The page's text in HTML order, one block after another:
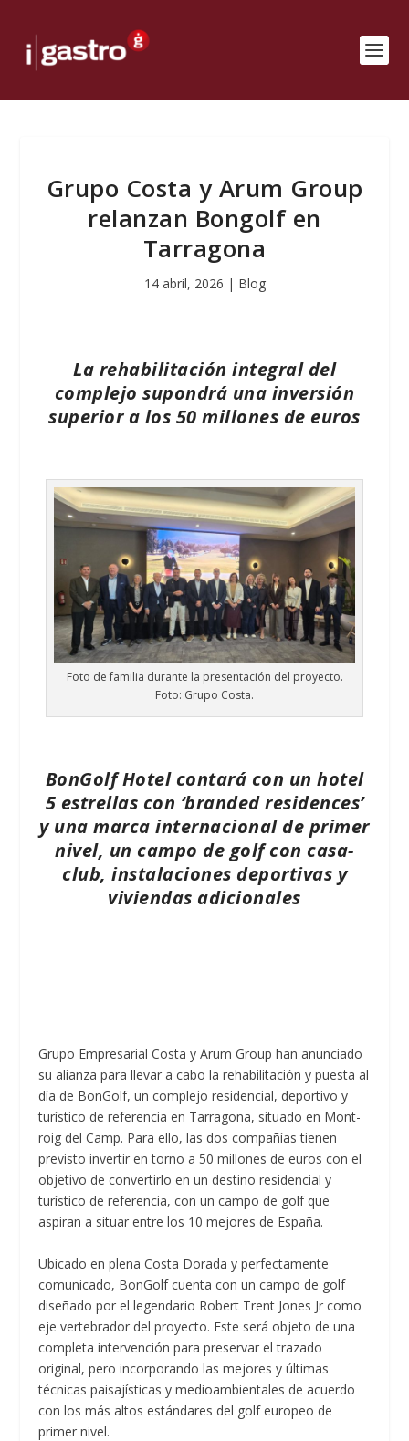
Grupo Costa y Arum Group
relanzan Bongolf en
Tarragona
14 abril, 2026 | Blog
La rehabilitación integral del
complejo supondrá una inversión
superior a los 50 millones de euros
Foto de familia durante la presentación del proyecto.
Foto: Grupo Costa.
BonGolf Hotel contará con un hotel
5 estrellas con ‘branded residences’
y una marca internacional de primer
nivel, un campo de golf con casa-
club, instalaciones deportivas y
viviendas adicionales
Grupo Empresarial Costa y Arum Group han anunciado
su alianza para llevar a cabo la rehabilitación y puesta al
día de BonGolf, un complejo residencial, deportivo y
turístico de referencia en Tarragona, situado en Mont-
roig del Camp. Para ello, las dos compañías tienen
previsto invertir en torno a 50 millones de euros con el
objetivo de convertirlo en un destino residencial y
turístico de referencia, con un campo de golf que
aspiran a situar entre los 10 mejores de España.
Ubicado en plena Costa Dorada y perfectamente
comunicado, BonGolf cuenta con un campo de golf
diseñado por el legendario Robert Trent Jones Jr como
eje vertebrador del proyecto. Este será objeto de una
completa intervención para preservar el trazado
original, pero incorporando las mejores y últimas
técnicas paisajísticas y medioambientales de acuerdo
con los más altos estándares del golf europeo de
primer nivel.